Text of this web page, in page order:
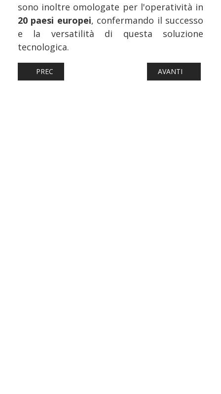
sono inoltre omologate per l'operatività in
20 paesi europei, confermando il successo
e la versatilità di questa soluzione
tecnologica.
ARTICOLO PRECEDENTE: FERROVIE: ANCHE A PASQUA
PREC ARTICOLO
AVANTI